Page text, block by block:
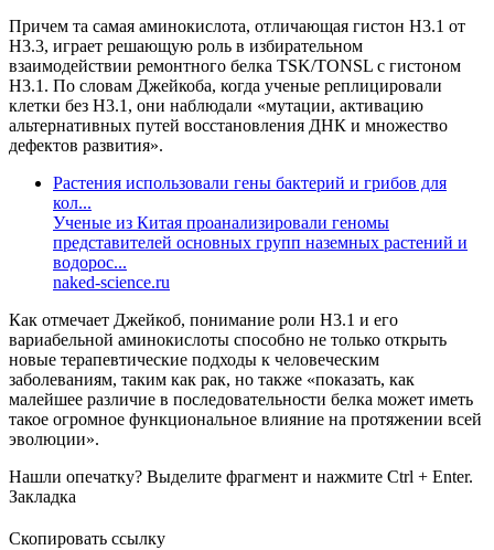
Причем та самая аминокислота, отличающая гистон H3.1 от
H3.3, играет решающую роль в избирательном
взаимодействии ремонтного белка TSK/TONSL с гистоном
H3.1. По словам Джейкоба, когда ученые реплицировали
клетки без H3.1, они наблюдали «мутации, активацию
альтернативных путей восстановления ДНК и множество
дефектов развития».
Растения использовали гены бактерий и грибов для
кол...
Ученые из Китая проанализировали геномы
представителей основных групп наземных растений и
водорос...
naked-science.ru
Как отмечает Джейкоб, понимание роли H3.1 и его
вариабельной аминокислоты способно не только открыть
новые терапевтические подходы к человеческим
заболеваниям, таким как рак, но также «показать, как
малейшее различие в последовательности белка может иметь
такое огромное функциональное влияние на протяжении всей
эволюции».
Нашли опечатку? Выделите фрагмент и нажмите Ctrl + Enter.
Закладка
Скопировать ссылку